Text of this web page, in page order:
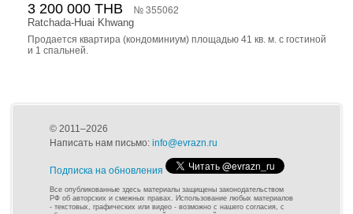
3 200 000 THB № 355062
Ratchada-Huai Khwang
Продается квартира (кондоминиум) площадью 41 кв. м. с гостиной
и 1 спальней.
© 2011–2026
Написать нам письмо: info@evrazn.ru
Подписка на обновления
Все опубликованные здесь материалы защищены законодательством
РФ об авторских и смежных правах. Использование любых материалов
- текстовых, графических или видео - возможно с нашего согласия, с